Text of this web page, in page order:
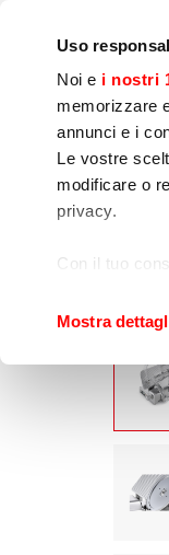
Uso
Noi e i nostri
memorizzare
annunci e i
Le vostre
modificare o
privacy.
Con il tuo
tuo
Utilizziamo i
funzionalità
sito con i
informazioni
Mostra